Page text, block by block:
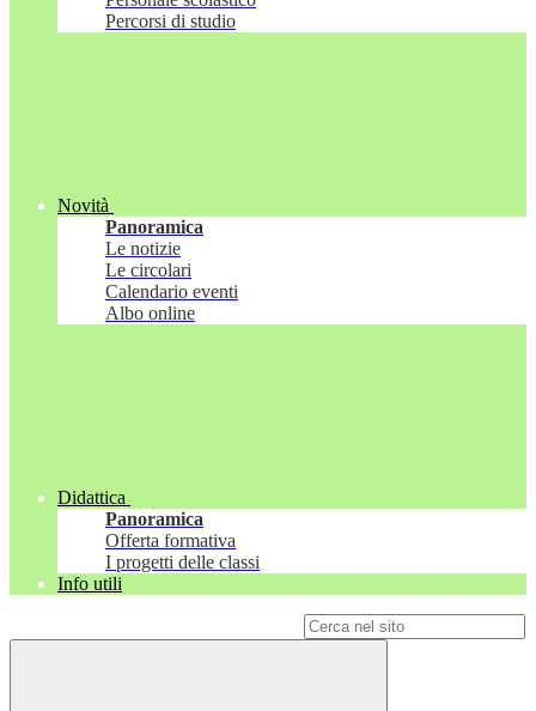
Percorsi di studio
Novità
Panoramica
Le notizie
Le circolari
Calendario eventi
Albo online
Didattica
Panoramica
Offerta formativa
I progetti delle classi
Info utili